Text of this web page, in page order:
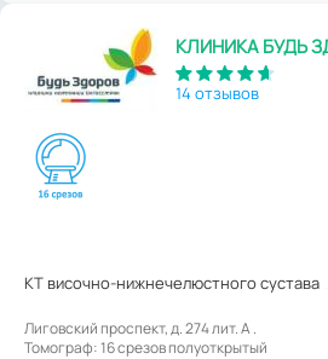
КЛИНИКА БУДЬ
14 отзывов
КТ височно-нижнечелюстного сустава
Лиговский проспект, д. 274 лит. А .
Томограф: 16 срезов полуоткрытый